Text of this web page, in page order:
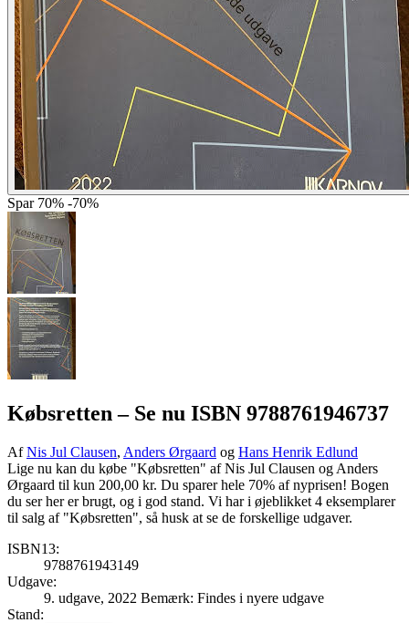
Spar 70% -70%
Købsretten– Se nu ISBN 9788761946737
AfNis Jul Clausen, Anders Ørgaard og Hans Henrik Edlund
Lige nu kan du købe "Købsretten" af Nis Jul Clausen og Anders
Ørgaard til kun 200,00 kr. Du sparer hele 70% af nyprisen! Bogen
du ser her er brugt, og i god stand. Vi har i øjeblikket 4 eksemplarer
til salg af "Købsretten", så husk at se de forskellige udgaver.
ISBN13:
9788761943149
Udgave:
9. udgave, 2022 Bemærk: Findes i nyere udgave
Stand: